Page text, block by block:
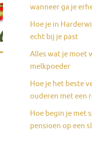
wanneer ga je
Hoe je in
echt bij je past
Alles wat je moet
melkpoeder
Hoe je het beste
ouderen met een
Hoe begin je met
pensioen op een